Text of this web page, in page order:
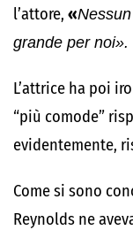
l’attore, «
grande per noi».
L’attrice ha poi
“più comode”
evidentemente,
Come si sono
Reynolds ne